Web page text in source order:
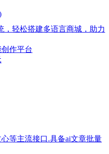
，轻松搭建多语言商城，助力
作平台
等主流接口.具备ai文章批量